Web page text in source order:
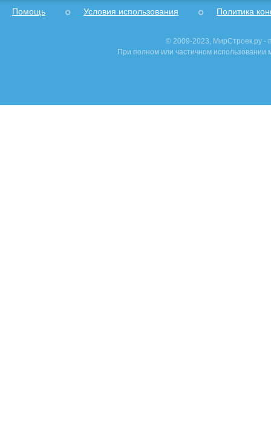
Помощь Условия использования Политика
© 2009-2023, МирСтроек.ру -
При полном или частичном использовании